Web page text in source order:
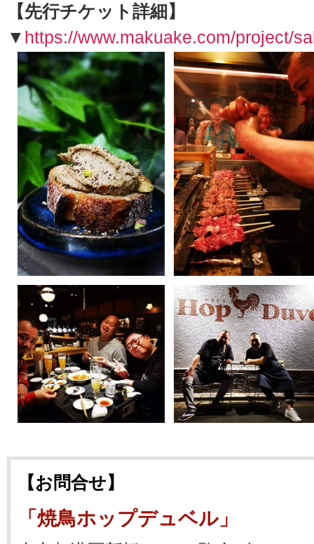
【先行チケット詳細】
▼ https://www.makuake.com/project/
【お問合せ】
「焼鳥ホップデュベル」